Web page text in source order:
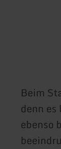
Beim
denn
ebenso